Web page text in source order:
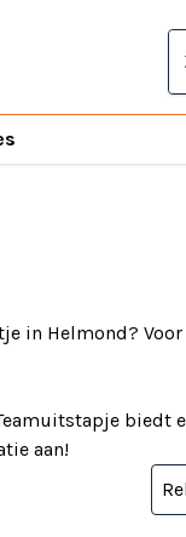
in Helmond?
biedt
aan!